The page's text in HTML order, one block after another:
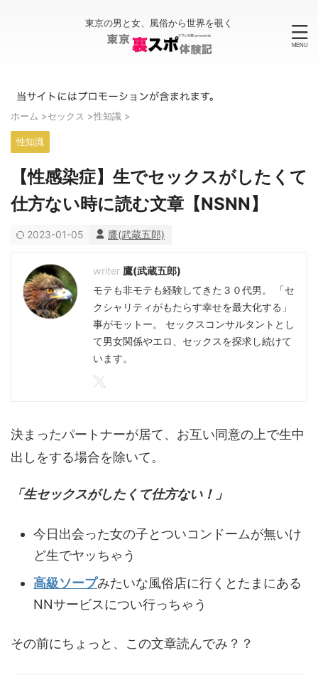
東京の男と女、風俗から世界を覗く
ホーム >セックス >性知識 >
性知識
【性感染症】生でセックスがしたくて
仕方ない時に読む文章【NSNN】
2023-01-05 鷹(武蔵五郎)
鷹(武蔵五郎)
モテも非モテも経験してきた３０代男。 「セ
クシャリティがもたらす幸せを最大化する」
事がモットー。 セックスコンサルタントとし
て男女関係やエロ、セックスを探求し続けて
います。
決まったパートナーが居て、お互い同意の上で生中
出しをする場合を除いて。
「生セックスがしたくて仕方ない！」
今日出会った女の子とついコンドームが無いけ
ど生でヤッちゃう
高級ソープみたいな風俗店に行くとたまにある
NNサービスについ行っちゃう
その前にちょっと、この文章読んでみ？？